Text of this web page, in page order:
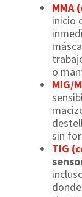
MMA
inicio
o
MIG/
sin
TIG